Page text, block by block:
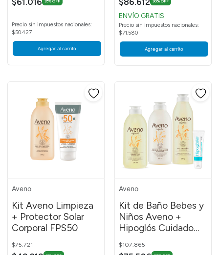
35% OFF
Precio sin impuestos nacionales:
$50.427
Agregar al carrito
30% OFF
ENVÍO GRATIS
Precio sin impuestos nacionales:
$71.580
Agregar al carrito
Aveno
Kit Aveno Limpieza
+ Protector Solar
Corporal FPS50
Price reduced from
$75.721
Aveno
Kit de Baño Bebes y
Niños Aveno +
Hipoglós Cuidado
Diario 30g
Price reduced from
$107.865